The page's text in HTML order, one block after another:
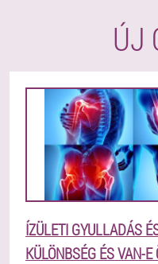
ÚJ
ÍZÜLETI GYULLADÁS
KÜLÖNBSÉG ÉS VAN-E